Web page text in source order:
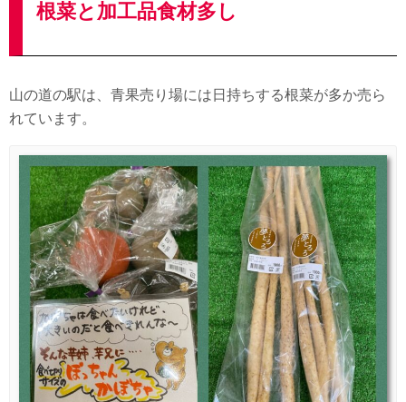
根菜と加工品食材多し
山の道の駅は、青果売り場には日持ちする根菜が多か売ら
れています。